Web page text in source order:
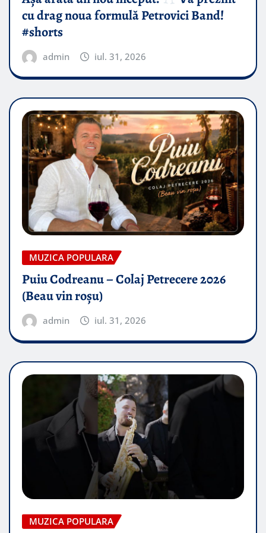
cu drag noua formulă Petrovici Band!
#shorts
admin iul. 31, 2026
MUZICA POPULARA
Puiu Codreanu – Colaj Petrecere 2026
(Beau vin roșu)
admin iul. 31, 2026
MUZICA POPULARA